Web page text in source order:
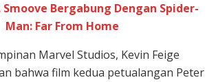
Smoove Bergabung Dengan Spider-
Man: Far From Home
Marvel Studios, Kevin Feige
bahwa film kedua petualangan Peter